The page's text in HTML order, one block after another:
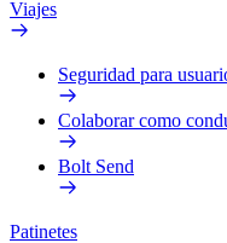
Viajes
Seguridad para
Colaborar como
Bolt Send
Patinetes